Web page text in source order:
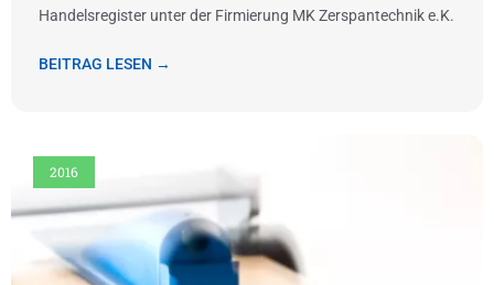
Handelsregister unter der Firmierung MK Zerspantechnik e.K.
BEITRAG LESEN →
2016